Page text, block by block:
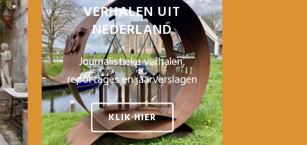
VERHALEN UIT
NEDERLAND
Journalistieke verhalen,
reportages en jaarverslagen
KLIK HIER